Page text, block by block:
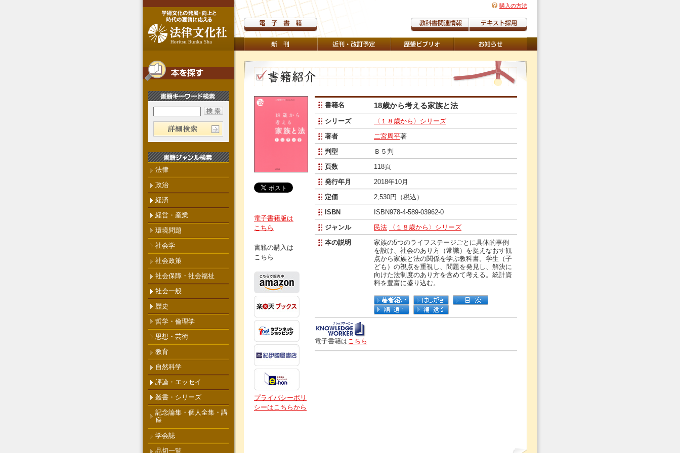
購入の方法
電子書籍版は
こちら
書籍の購入は
こちら
プライバシーポリ
シーはこちらから
書籍名 18歳から考える家族と法
シリーズ
〈１８歳から〉シリーズ
著者
二宮周平著
判型
Ｂ５判
頁数
118頁
発行年月
2018年10月
定価
2,530円（税込）
ISBN
ISBN978-4-589-03962-0
ジャンル
民法
〈１８歳から〉シリーズ
本の説明
家族の5つのライフステージごとに具体的事例
を設け、社会のあり方（常識）を捉えなおす観
点から家族と法の関係を学ぶ教科書。学生（子
ども）の視点を重視し、問題を発見し、解決に
向けた法制度のあり方を含めて考える。統計資
料を豊富に盛り込む。
電子書籍はこちら
法律
政治
経済
経営・産業
環境問題
社会学
社会政策
社会保障・社会福祉
社会一般
歴史
哲学・倫理学
思想・芸術
教育
自然科学
評論・エッセイ
叢書・シリーズ
記念論集・個人全集・講
座
学会誌
品切一覧